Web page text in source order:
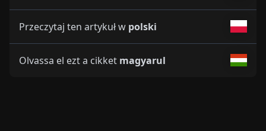
Przeczytaj ten artykuł w polski
Olvassa el ezt a cikket magyarul